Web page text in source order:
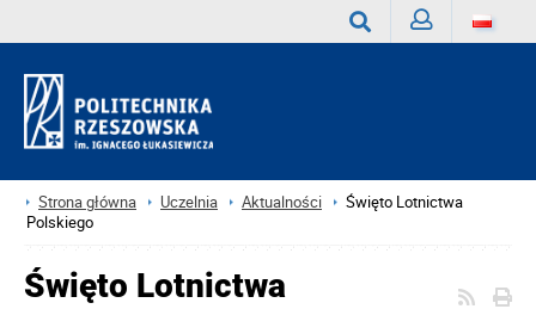
Strona główna Uczelnia Aktualności
Święto Lotnictwa
Polskiego
Święto Lotnictwa